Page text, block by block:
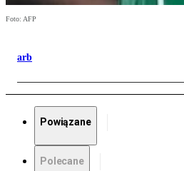
Foto: AFP
arb
Powiązane
Polecane